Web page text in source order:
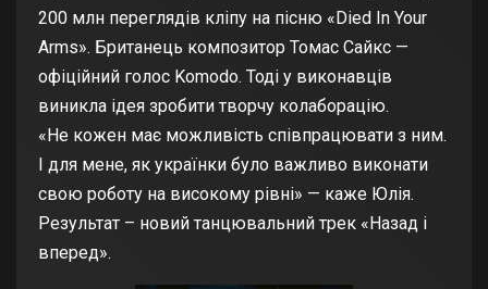
200 млн переглядів кліпу на пісню «Died In Your
Arms». Британець композитор Томас Сайкс —
офіційний голос Komodo. Тоді у виконавців
виникла ідея зробити творчу колаборацію.
«Не кожен має можливість співпрацювати з ним.
І для мене, як українки було важливо виконати
свою роботу на високому рівні» — каже Юлія.
Результат – новий танцювальний трек «Назад і
вперед».